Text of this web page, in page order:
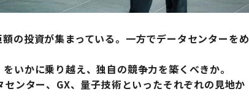
の投資が集まっている。一方でデータセンターをめ
いかに乗り越え、独自の競争力を築くべきか。
ンター、GX、量子技術といったそれぞれの見地か